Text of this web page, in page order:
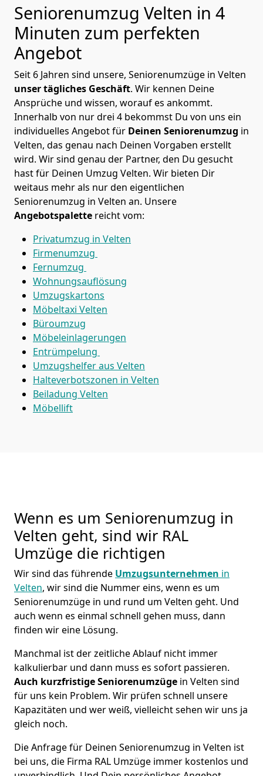
Seniorenumzug Velten in 4
Minuten zum perfekten
Angebot
Seit 6 Jahren sind unsere, Seniorenumzüge in Velten
unser tägliches Geschäft. Wir kennen Deine
Ansprüche und wissen, worauf es ankommt.
Innerhalb von nur drei 4 bekommst Du von uns ein
individuelles Angebot für Deinen Seniorenumzug in
Velten, das genau nach Deinen Vorgaben erstellt
wird. Wir sind genau der Partner, den Du gesucht
hast für Deinen Umzug Velten. Wir bieten Dir
weitaus mehr als nur den eigentlichen
Seniorenumzug in Velten an. Unsere
Angebotspalette reicht vom:
Privatumzug in Velten
Firmenumzug
Fernumzug
Wohnungsauflösung
Umzugskartons
Möbeltaxi Velten
Büroumzug
Möbeleinlagerungen
Entrümpelung
Umzugshelfer aus Velten
Halteverbotszonen in Velten
Beiladung Velten
Möbellift
Wenn es um Seniorenumzug in
Velten geht, sind wir RAL
Umzüge die richtigen
Wir sind das führende Umzugsunternehmen in
Velten, wir sind die Nummer eins, wenn es um
Seniorenumzüge in und rund um Velten geht. Und
auch wenn es einmal schnell gehen muss, dann
finden wir eine Lösung.
Manchmal ist der zeitliche Ablauf nicht immer
kalkulierbar und dann muss es sofort passieren.
Auch kurzfristige Seniorenumzüge in Velten sind
für uns kein Problem. Wir prüfen schnell unsere
Kapazitäten und wer weiß, vielleicht sehen wir uns ja
gleich noch.
Die Anfrage für Deinen Seniorenumzug in Velten ist
bei uns, die Firma RAL Umzüge immer kostenlos und